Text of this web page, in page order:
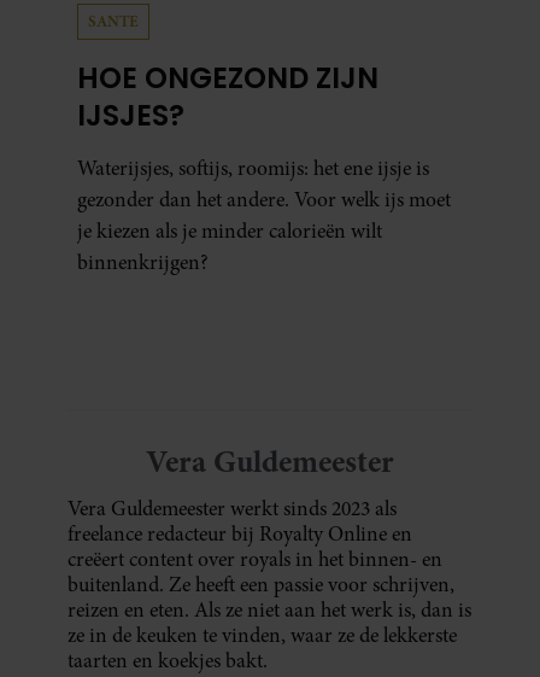
SANTE
HOE ONGEZOND ZIJN
IJSJES?
Waterijsjes, softijs, roomijs: het ene ijsje is
gezonder dan het andere. Voor welk ijs moet
je kiezen als je minder calorieën wilt
binnenkrijgen?
Vera Guldemeester
Vera Guldemeester werkt sinds 2023 als
freelance redacteur bij Royalty Online en
creëert content over royals in het binnen- en
buitenland. Ze heeft een passie voor schrijven,
reizen en eten. Als ze niet aan het werk is, dan is
ze in de keuken te vinden, waar ze de lekkerste
taarten en koekjes bakt.